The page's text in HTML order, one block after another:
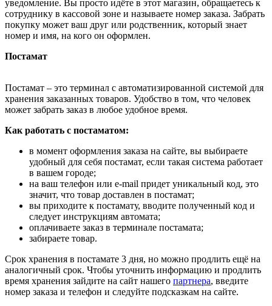
уведомление. Вы просто идёте в этот магазин, обращаетесь к
сотруднику в кассовой зоне и называете номер заказа. Забрать
покупку может ваш друг или родственник, который знает
номер и имя, на кого он оформлен.
Постамат
Постамат – это терминал с автоматизированной системой для
хранения заказанных товаров. Удобство в том, что человек
может забрать заказ в любое удобное время.
Как работать с постаматом:
в момент оформления заказа на сайте, вы выбираете
удобный для себя постамат, если такая система работает
в вашем городе;
на ваш телефон или e-mail придет уникальный код, это
значит, что товар доставлен в постамат;
вы приходите к постамату, вводите полученный код и
следует инструкциям автомата;
оплачиваете заказ в терминале постамата;
забираете товар.
Срок хранения в постамате 3 дня, но можно продлить ещё на
аналогичный срок. Чтобы уточнить информацию и продлить
время хранения зайдите на сайт нашего партнера, введите
номер заказа и телефон и следуйте подсказкам на сайте.